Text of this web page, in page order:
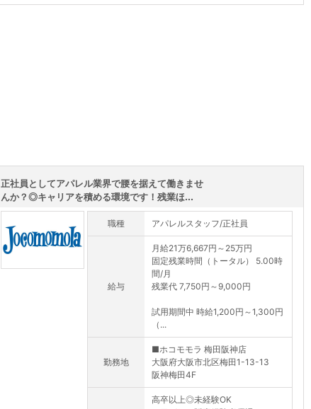
正社員としてアパレル業界で腰を据えて働きませ
んか？◎キャリアを積める環境です！残業ほ...
職種 アパレルスタッフ/正社員
給与
月給21万6,667円～25万円
固定残業時間（トータル） 5.00時
間/月
残業代 7,750円～9,000円
試用期間中 時給1,200円～1,300円
（...
勤務地
■ホコモモラ 梅田阪神店
大阪府大阪市北区梅田1-13-13
阪神梅田4F
高卒以上◎未経験OK